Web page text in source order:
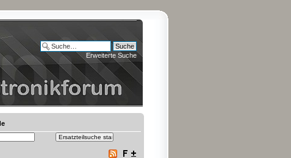
Erweiterte Suche